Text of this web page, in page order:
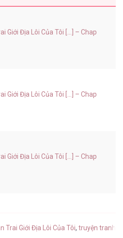
Giới Địa Lôi Của Tôi [...] – Chap
Giới Địa Lôi Của Tôi [...] – Chap
Giới Địa Lôi Của Tôi [...] – Chap
Trai Giới Địa Lôi Của Tôi, truyện tranh